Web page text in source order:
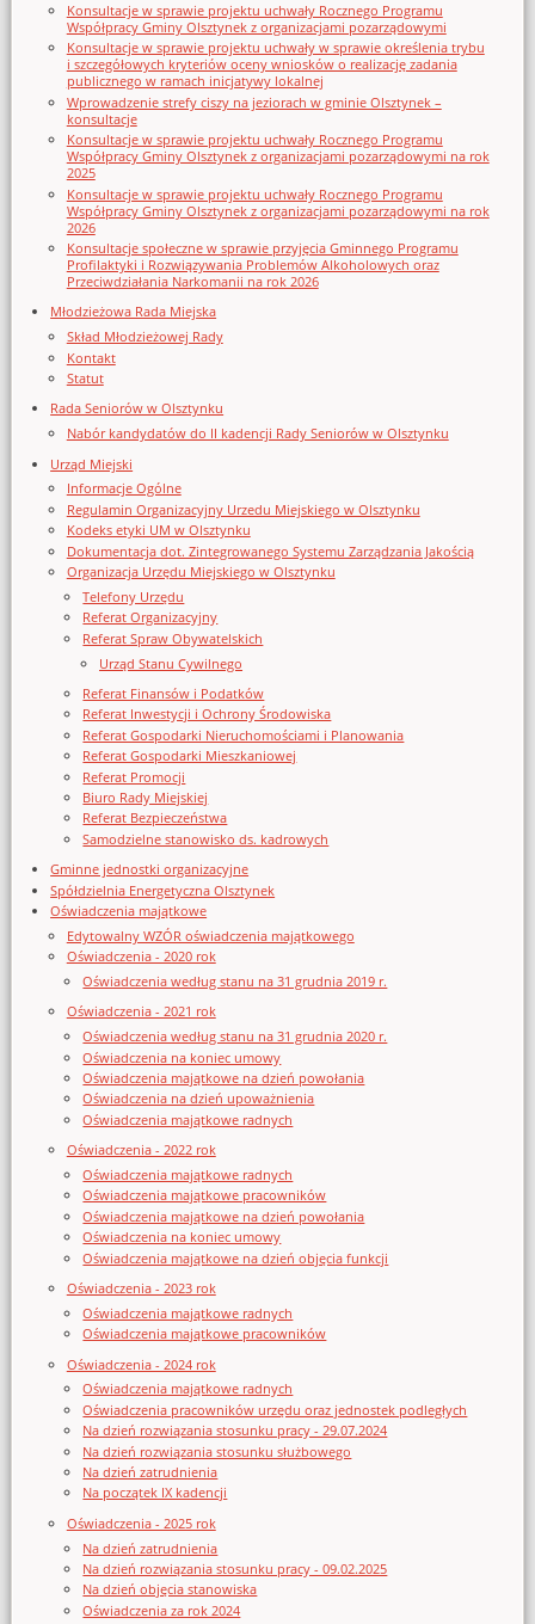
Konsultacje w sprawie projektu uchwały Rocznego Programu
Współpracy Gminy Olsztynek z organizacjami pozarządowymi
Konsultacje w sprawie projektu uchwały w sprawie określenia trybu
i szczegółowych kryteriów oceny wniosków o realizację zadania
publicznego w ramach inicjatywy lokalnej
Wprowadzenie strefy ciszy na jeziorach w gminie Olsztynek –
konsultacje
Konsultacje w sprawie projektu uchwały Rocznego Programu
Współpracy Gminy Olsztynek z organizacjami pozarządowymi na rok
2025
Konsultacje w sprawie projektu uchwały Rocznego Programu
Współpracy Gminy Olsztynek z organizacjami pozarządowymi na rok
2026
Konsultacje społeczne w sprawie przyjęcia Gminnego Programu
Profilaktyki i Rozwiązywania Problemów Alkoholowych oraz
Przeciwdziałania Narkomanii na rok 2026
Młodzieżowa Rada Miejska
Skład Młodzieżowej Rady
Kontakt
Statut
Rada Seniorów w Olsztynku
Nabór kandydatów do II kadencji Rady Seniorów w Olsztynku
Urząd Miejski
Informacje Ogólne
Regulamin Organizacyjny Urzedu Miejskiego w Olsztynku
Kodeks etyki UM w Olsztynku
Dokumentacja dot. Zintegrowanego Systemu Zarządzania Jakością
Organizacja Urzędu Miejskiego w Olsztynku
Telefony Urzędu
Referat Organizacyjny
Referat Spraw Obywatelskich
Urząd Stanu Cywilnego
Referat Finansów i Podatków
Referat Inwestycji i Ochrony Środowiska
Referat Gospodarki Nieruchomościami i Planowania
Referat Gospodarki Mieszkaniowej
Referat Promocji
Biuro Rady Miejskiej
Referat Bezpieczeństwa
Samodzielne stanowisko ds. kadrowych
Gminne jednostki organizacyjne
Spółdzielnia Energetyczna Olsztynek
Oświadczenia majątkowe
Edytowalny WZÓR oświadczenia majątkowego
Oświadczenia - 2020 rok
Oświadczenia według stanu na 31 grudnia 2019 r.
Oświadczenia - 2021 rok
Oświadczenia według stanu na 31 grudnia 2020 r.
Oświadczenia na koniec umowy
Oświadczenia majątkowe na dzień powołania
Oświadczenia na dzień upoważnienia
Oświadczenia majątkowe radnych
Oświadczenia - 2022 rok
Oświadczenia majątkowe radnych
Oświadczenia majątkowe pracowników
Oświadczenia majątkowe na dzień powołania
Oświadczenia na koniec umowy
Oświadczenia majątkowe na dzień objęcia funkcji
Oświadczenia - 2023 rok
Oświadczenia majątkowe radnych
Oświadczenia majątkowe pracowników
Oświadczenia - 2024 rok
Oświadczenia majątkowe radnych
Oświadczenia pracowników urzędu oraz jednostek podległych
Na dzień rozwiązania stosunku pracy - 29.07.2024
Na dzień rozwiązania stosunku służbowego
Na dzień zatrudnienia
Na początek IX kadencji
Oświadczenia - 2025 rok
Na dzień zatrudnienia
Na dzień rozwiązania stosunku pracy - 09.02.2025
Na dzień objęcia stanowiska
Oświadczenia za rok 2024